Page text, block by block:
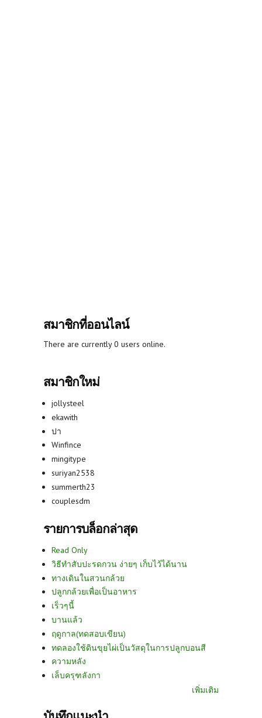
สมาชิกที่ออนไลน์
There are currently 0 users online.
สมาชิกใหม่
jollysteel
ekawith
ปา
Winfince
mingitype
suriyan2538
summerth23
couplesdm
รายการบล็อกล่าสุด
Read Only
วิธีทำสับปะรดกวน ง่ายๆ เก็บไว้ได้นาน
ทางเดินในสวนกล้วย
ปลูกกล้วยเพื่อเป็นอาหาร
เร็วๆนี้
บานแล้ว
ฤดูกาล(ทดสอบเขียน)
ทดลองใช้ดินขุยไผ่เป็นวัสดุในการปลูกบอนสี
ความหลัง
เล็บครุฑลังกา
เพิ่มเติม